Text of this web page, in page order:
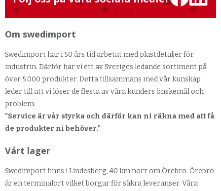
Om swedimport
Swedimport har i 50 års tid arbetat med plastdetaljer för
industrin. Därför har vi ett av Sveriges ledande sortiment på
över 5.000 produkter. Detta tillsammans med vår kunskap
leder till att vi löser de flesta av våra kunders önskemål och
problem.
"Service är vår styrka och därför kan ni räkna med att få
de produkter ni behöver."
Vårt lager
Swedimport finns i Lindesberg, 40 km norr om Örebro. Örebro
är en terminalort vilket borgar för säkra leveranser. Våra